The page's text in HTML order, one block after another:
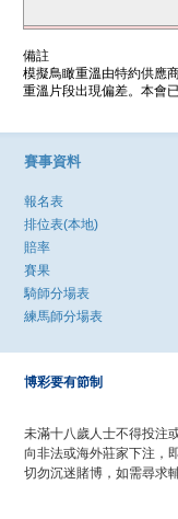
備註
模擬鳥瞰重溫由特約供應
重溫片段出現偏差。本會
賽事資料
報名表
排位表(本地)
賠率
賽果
騎師分場表
練馬師分場表
博彩要有節制
未滿十八歲人士不得投注
向非法或海外莊家下注，
切勿沉迷賭博，如需尋求